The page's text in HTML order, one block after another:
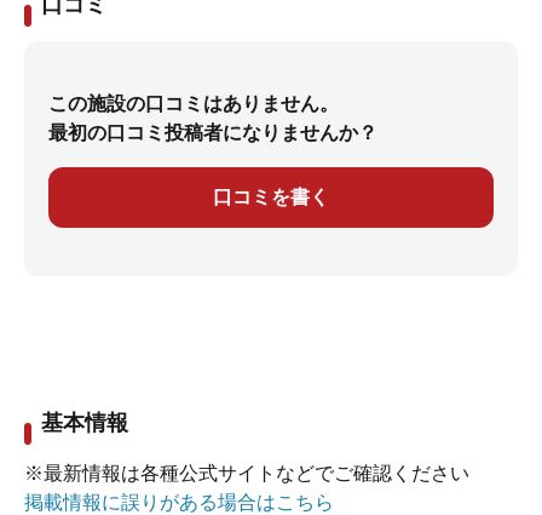
口コミ
この施設の口コミはありません。
最初の口コミ投稿者になりませんか？
口コミを書く
基本情報
※最新情報は各種公式サイトなどでご確認ください
掲載情報に誤りがある場合はこちら